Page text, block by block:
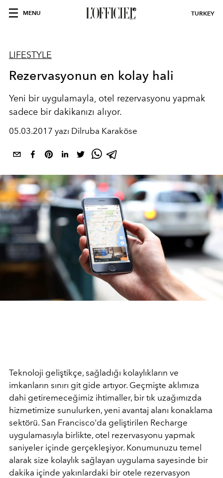
MENU TURKEY
LIFESTYLE
Rezervasyonun en kolay hali
Yeni bir uygulamayla, otel rezervasyonu yapmak
sadece bir dakikanızı alıyor.
05.03.2017 yazı Dilruba Karaköse
Teknoloji geliştikçe, sağladığı kolaylıkların ve
imkanların sınırı git gide artıyor. Geçmişte aklımıza
dahi getiremeceğimiz ihtimaller, bir tık uzağımızda
hizmetimize sunulurken, yeni avantaj alanı konaklama
sektörü. San Francisco'da geliştirilen Recharge
uygulamasıyla birlikte, otel rezervasyonu yapmak
saniyeler içinde gerçekleşiyor. Konumunuzu temel
alarak size kolaylık sağlayan uygulama sayesinde bir
dakika içinde yakınlardaki bir otele rezervasyon